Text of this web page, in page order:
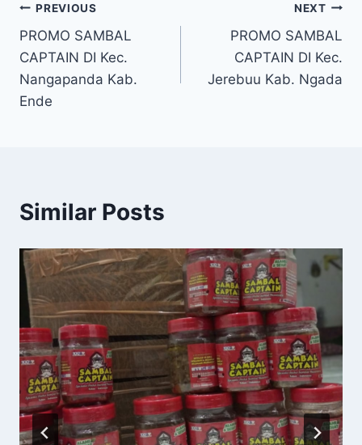
PREVIOUS
PROMO SAMBAL
CAPTAIN DI Kec.
Nangapanda Kab.
Ende
NEXT
PROMO SAMBAL
CAPTAIN DI Kec.
Jerebuu Kab. Ngada
Similar Posts